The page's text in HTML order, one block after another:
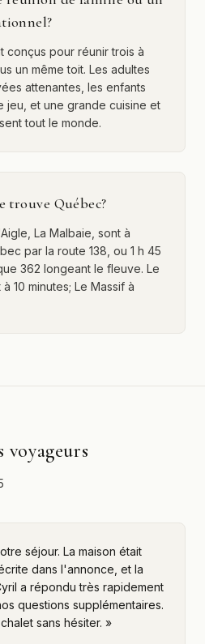
conçus pour réunir trois à
un même toit. Les adultes
attenantes, les enfants
jeu, et une grande cuisine et
tout le monde.
trouve Québec?
La Malbaie, sont à
par la route 138, ou 1 h 45
362 longeant le fleuve. Le
10 minutes; Le Massif à
voyageurs
séjour. La maison était
dans l'annonce, et la
a répondu très rapidement
questions supplémentaires.
sans hésiter. »